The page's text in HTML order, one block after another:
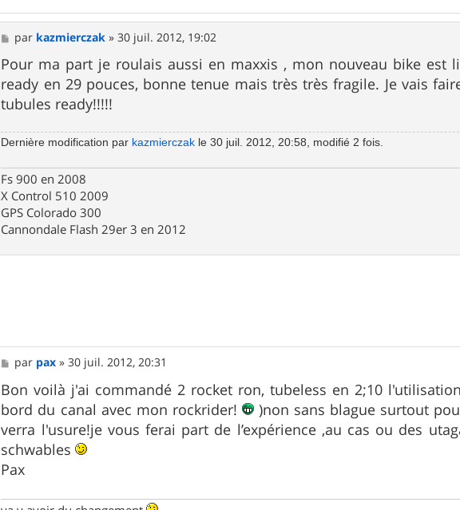
M
e
s
s
a
g
e
par kazmierczak »30 juil. 2012, 19:02
Pour ma part je roulais aussi en maxxis , mon nouveau bike est
ready en 29 pouces, bonne tenue mais très très fragile. Je vais
tubules ready!!!!!
Dernière modification par kazmierczak le 30 juil. 2012, 20:58, modifié 2 fois.
Fs 900 en 2008
X Control 510 2009
GPS Colorado 300
Cannondale Flash 29er 3 en 2012
M
e
s
s
a
g
e
par pax »30 juil. 2012, 20:31
Bon voilà j'ai commandé 2 rocket ron, tubeless en 2;10
bord du canal avec mon rockrider!
)non sans blague surtout
verra l'usure!je vous ferai part de l’expérience ,au cas ou des
schwables
Pax